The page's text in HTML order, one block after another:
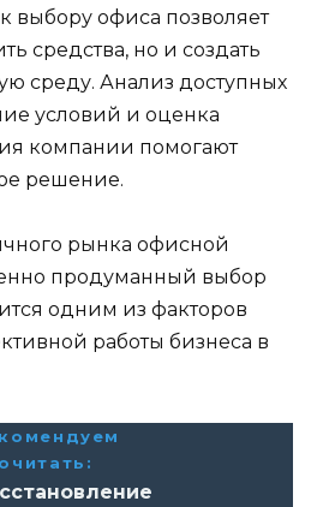
выбору офиса позволяет
средства, но и создать
среду. Анализ доступных
условий и оценка
компании помогают
решение.
рынка офисной
продуманный выбор
одним из факторов
работы бизнеса в